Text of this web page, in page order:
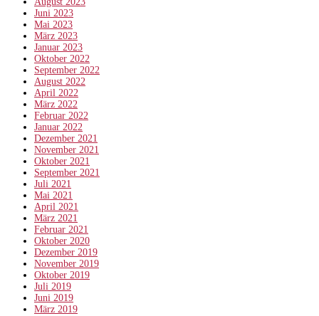
Juni 2023
Mai 2023
März 2023
Januar 2023
Oktober 2022
September 2022
August 2022
April 2022
März 2022
Februar 2022
Januar 2022
Dezember 2021
November 2021
Oktober 2021
September 2021
Juli 2021
Mai 2021
April 2021
März 2021
Februar 2021
Oktober 2020
Dezember 2019
November 2019
Oktober 2019
Juli 2019
Juni 2019
März 2019